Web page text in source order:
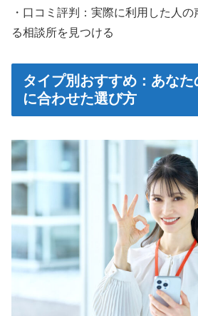
・口コミ評判：実際に利用した人
る相談所を見つける
タイプ別おすすめ：あな
に合わせた選び方